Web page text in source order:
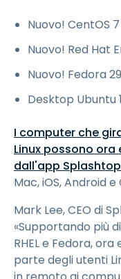
Nuovo! CentOS
Nuovo! Red Hat
Nuovo! Fedora
Desktop Ubuntu
I computer che
Linux possono
dall'app
Mac, iOS, Android
Mark Lee, CEO di
«Supportando più
RHEL e Fedora,
parte degli utenti